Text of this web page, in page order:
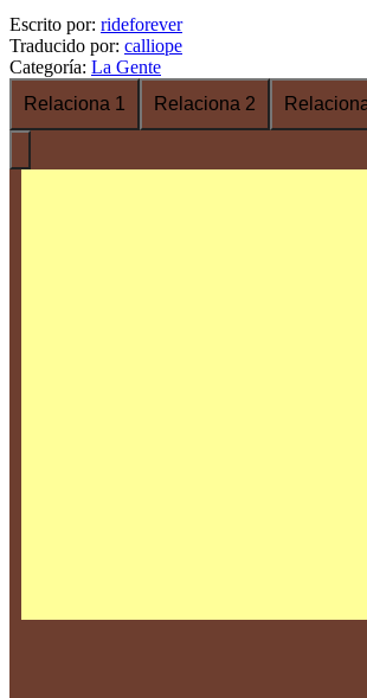
Escrito por: rideforever
Traducido por: calliope
Categoría: La Gente
Relaciona 1
Relaciona 2